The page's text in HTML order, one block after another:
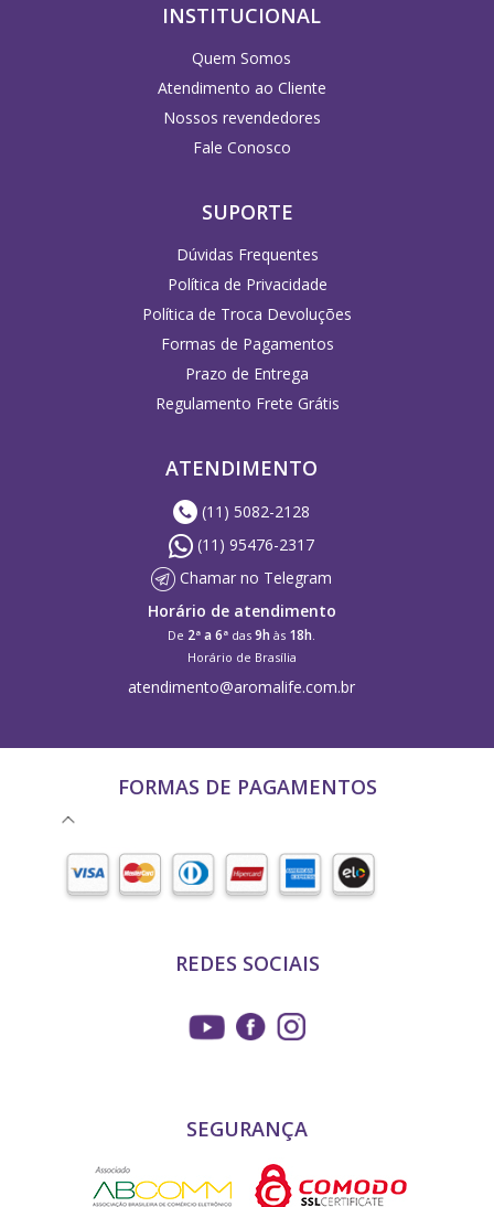
INSTITUCIONAL
Quem Somos
Atendimento ao Cliente
Nossos revendedores
Fale Conosco
SUPORTE
Dúvidas Frequentes
Política de Privacidade
Política de Troca Devoluções
Formas de Pagamentos
Prazo de Entrega
Regulamento Frete Grátis
ATENDIMENTO
(11) 5082-2128
(11) 95476-2317
Chamar no Telegram
Horário de atendimento
De 2ª a 6ª das 9h às 18h
Horário de Brasília
atendimento@aromalife.com.br
FORMAS DE PAGAMENTOS
REDES SOCIAIS
SEGURANÇA